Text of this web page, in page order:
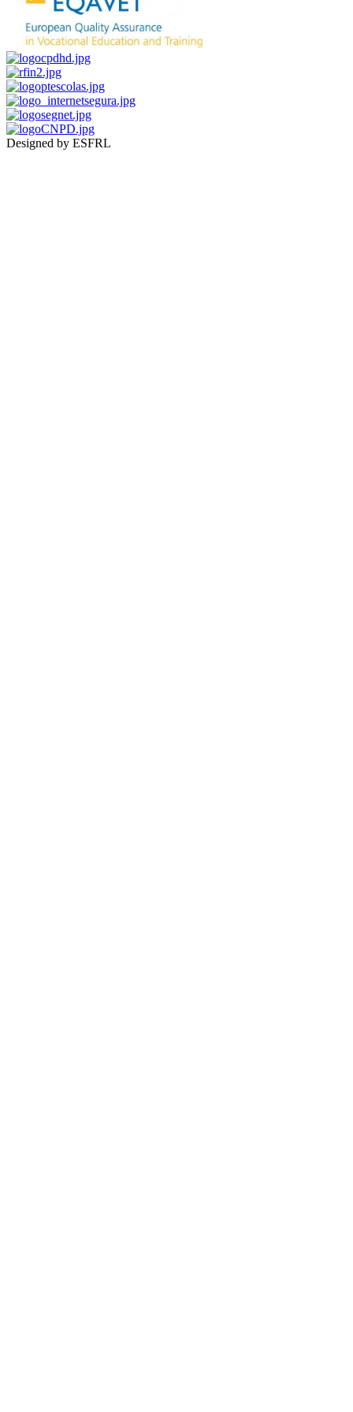
Designed by ESFRL